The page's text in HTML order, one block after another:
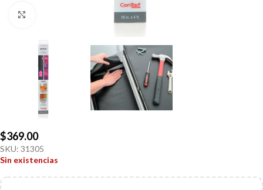
$369.00
SKU: 31305
Sin existencias